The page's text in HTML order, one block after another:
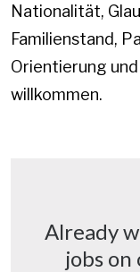
Nationalität,
Familienstand,
Orientierung
willkommen.
Already
jobs